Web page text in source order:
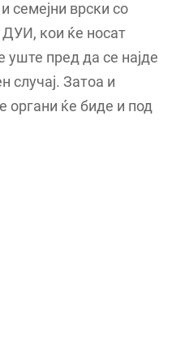
семејни врски со
кои ќе носат
уште пред да се најде
случај. Затоа и
органи ќе биде и под